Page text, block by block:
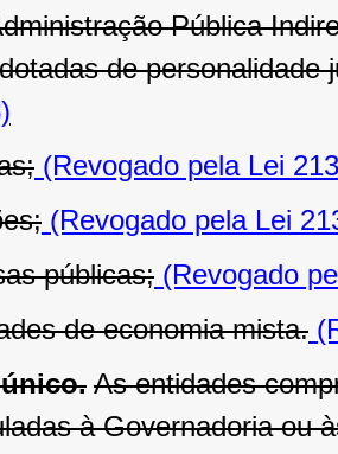
Pública
de personalidade
(Revogado pela Lei
(Revogado pela Lei
públicas; (Revogado
de economia mista.
As entidades
à Governadoria ou